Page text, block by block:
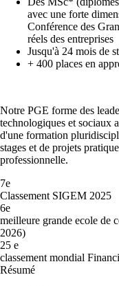
avec une forte
Conférence des
réels des entreprises
Jusqu'à 24 mois de
+ 400 places en
Notre PGE forme des
technologiques et sociaux
d'une formation
stages et de projets
professionnelle.
7e
Classement SIGEM 2025
6e
meilleure grande ecole de
2026)
25 e
classement mondial
Résumé